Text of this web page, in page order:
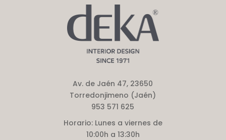
Av. de Jaén 47, 23650
Torredonjimeno (Jaén)
953 571 625
Horario:Lunes a viernes de
10:00h a 13:30h